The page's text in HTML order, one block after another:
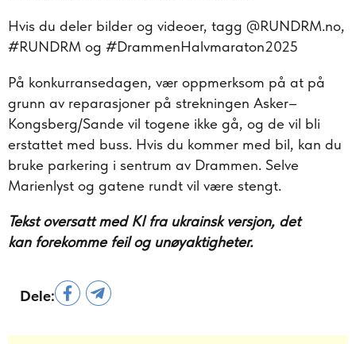
Hvis du deler bilder og videoer, tagg @RUNDRM.no,
#RUNDRM og #DrammenHalvmaraton2025
På konkurransedagen, vær oppmerksom på at på
grunn av reparasjoner på strekningen Asker–
Kongsberg/Sande vil togene ikke gå, og de vil bli
erstattet med buss. Hvis du kommer med bil, kan du
bruke parkering i sentrum av Drammen. Selve
Marienlyst og gatene rundt vil være stengt.
Tekst oversatt med KI fra ukrainsk versjon, det
kan forekomme feil og unøyaktigheter.
Dele: